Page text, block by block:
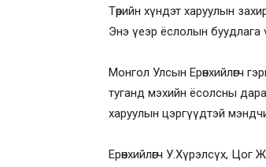
Төрийн хүндэт харуулын
Энэ үеэр ёслолын буудлага
Монгол Улсын Ерөнхийлөгч
туганд мэхийн ёсолсны
харуулын цэргүүдтэй
Ерөнхийлөгч У.Хүрэлсүх,